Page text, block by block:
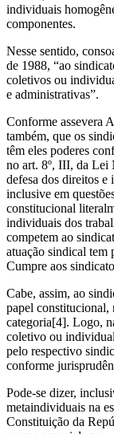
individuais
componentes.
Nesse sentido,
de 1988, “ao
coletivos ou
e administrativas”.
Conforme assevera
também, que os
têm eles poderes
no art. 8º, III, da Lei
defesa dos direitos e
inclusive em
constitucional
individuais dos
competem ao
atuação sindical tem
Cumpre aos
Cabe, assim, ao
papel constitucional,
categoria[4]. Logo,
coletivo ou
pelo respectivo
conforme
Pode-se dizer,
metaindividuais na
Constituição da